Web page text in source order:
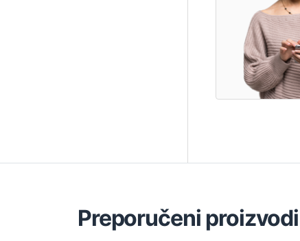
Preporučeni proizvodi